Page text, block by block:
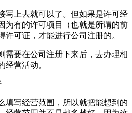
写上去就可以了。但如果是许可经
为有的许可项目（也就是所谓的前
可证，才能进行公司注册的。
需要在公司注册下来后，去办理相
经营活动。
填写经营范围，所以就把能想到的